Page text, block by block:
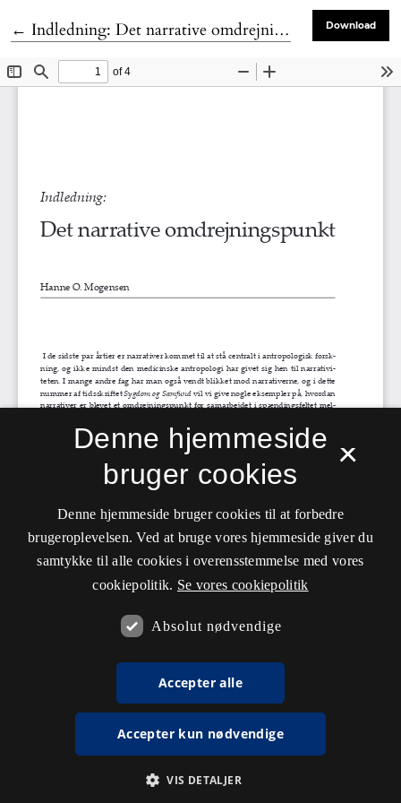
← Tilbage til artikeldetaljer
Indledning: Det narrative omdrejningspunkt Download
×
Denne hjemmeside
bruger cookies
Denne hjemmeside bruger cookies til at forbedre
brugeroplevelsen. Ved at bruge vores hjemmeside giver du
samtykke til alle cookies i overensstemmelse med vores
cookiepolitik. Se vores cookiepolitik
Absolut nødvendige
Accepter alle
Accepter kun nødvendige
VIS DETALJER